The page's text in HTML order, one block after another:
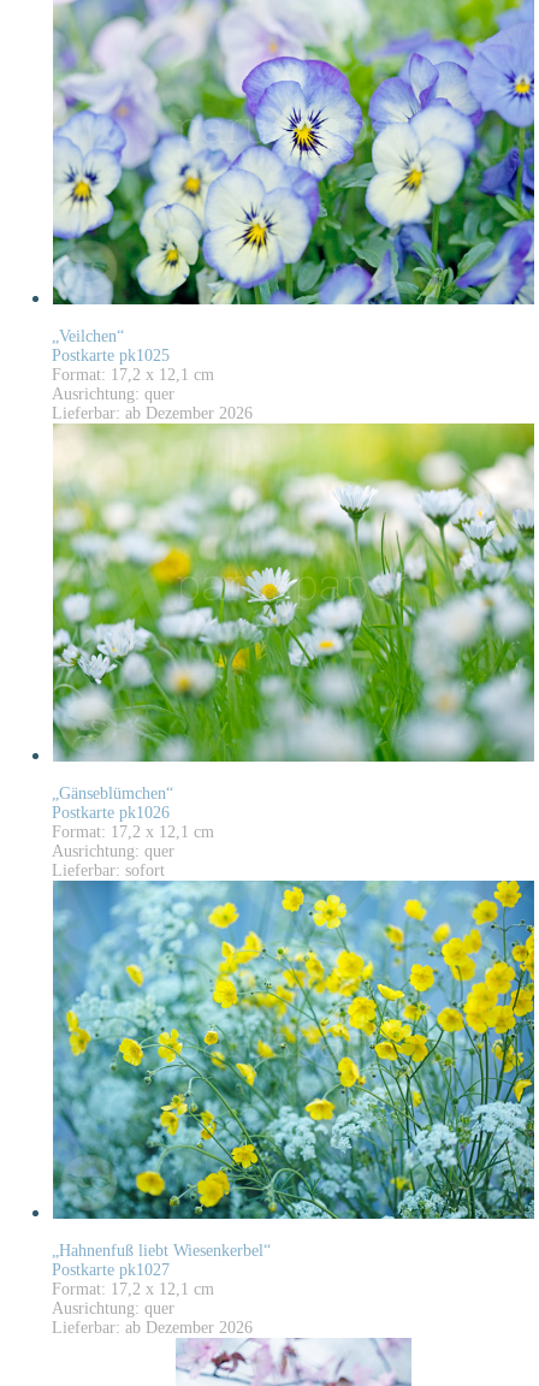
„Veilchen“
Postkarte pk1025
Format: 17,2 x 12,1 cm
Ausrichtung: quer
Lieferbar: ab Dezember 2026
„Gänseblümchen“
Postkarte pk1026
Format: 17,2 x 12,1 cm
Ausrichtung: quer
Lieferbar: sofort
„Hahnenfuß liebt Wiesenkerbel“
Postkarte pk1027
Format: 17,2 x 12,1 cm
Ausrichtung: quer
Lieferbar: ab Dezember 2026